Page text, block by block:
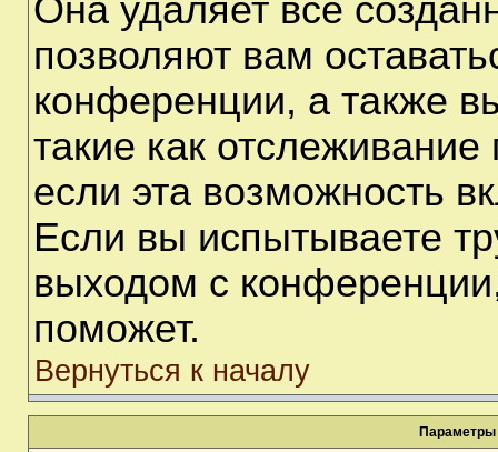
Она удаляет все
позволяют вам
конференции, а также
такие как
если эта возможность
Если вы испытываете
выходом с
поможет.
Вернуться к началу
Параметры